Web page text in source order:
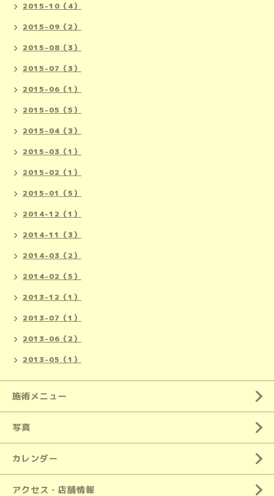
2015-10（4）
2015-09（2）
2015-08（3）
2015-07（3）
2015-06（1）
2015-05（5）
2015-04（3）
2015-03（1）
2015-02（1）
2015-01（5）
2014-12（1）
2014-11（3）
2014-03（2）
2014-02（5）
2013-12（1）
2013-07（1）
2013-06（2）
2013-05（1）
施術メニュー
写真
カレンダー
アクセス・店舗情報